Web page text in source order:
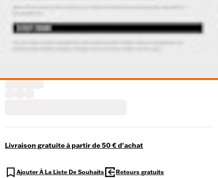
Livraison gratuite à partir de 50 € d'achat
Ajouter À La Liste De Souhaits Retours gratuits